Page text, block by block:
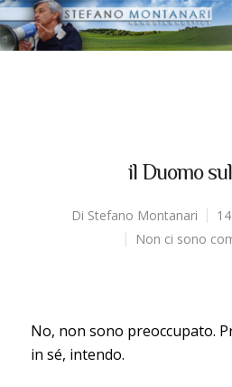
il Duomo
Di Stefano Montanari
Non ci sono
No, non sono preoccupato.
in sé, intendo.